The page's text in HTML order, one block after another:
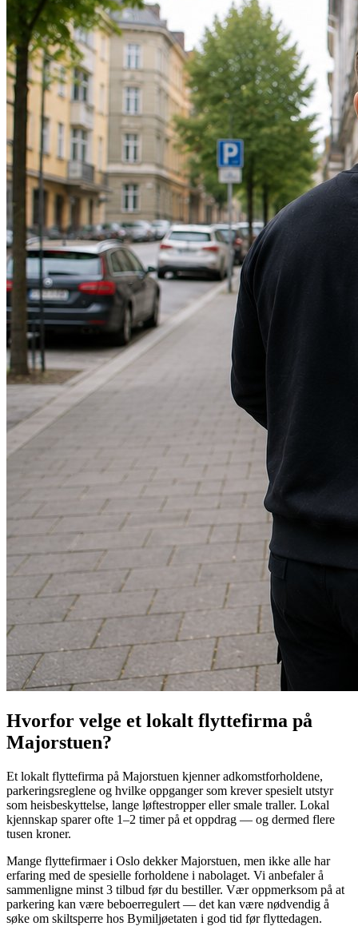
Hvorfor velge et lokalt flyttefirma på
Majorstuen?
Et lokalt flyttefirma på Majorstuen kjenner adkomstforholdene,
parkeringsreglene og hvilke oppganger som krever spesielt utstyr
som heisbeskyttelse, lange løftestropper eller smale traller. Lokal
kjennskap sparer ofte 1–2 timer på et oppdrag — og dermed flere
tusen kroner.
Mange flyttefirmaer i Oslo dekker Majorstuen, men ikke alle har
erfaring med de spesielle forholdene i nabolaget. Vi anbefaler å
sammenligne minst 3 tilbud før du bestiller. Vær oppmerksom på at
parkering kan være beboerregulert — det kan være nødvendig å
søke om skiltsperre hos Bymiljøetaten i god tid før flyttedagen.